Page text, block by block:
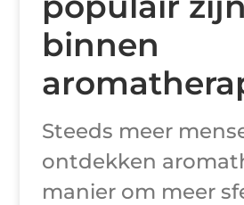
binnen
Steeds meer
ontdekken
manier om meer